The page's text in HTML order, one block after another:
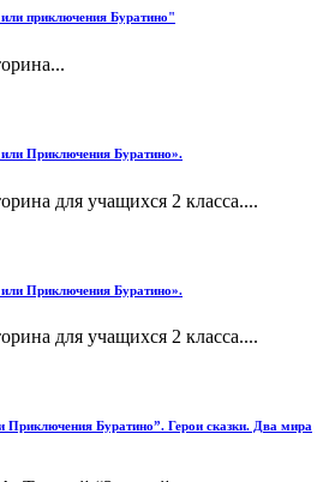
приключения Буратино"
Приключения Буратино».
для учащихся 2 класса....
Приключения Буратино».
для учащихся 2 класса....
Приключения Буратино”. Герои сказки. Два мира